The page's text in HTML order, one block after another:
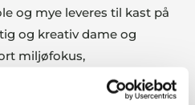
og mye leveres til kast på
og kreativ dame og
miljøfokus,
innbyggere i Nordre Follo
aktører i det sirkulære